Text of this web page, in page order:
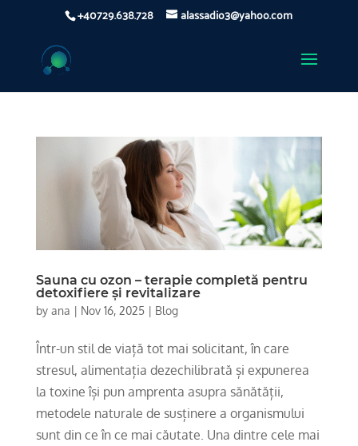
+40729.638.728 alassadio3@yahoo.com
Sauna cu ozon – terapie completă pentru
detoxifiere și revitalizare
by ana | Nov 16, 2025| Blog
Într-un stil de viață tot mai solicitant, în care
stresul, alimentația dezechilibrată și expunerea
la toxine își pun amprenta asupra sănătății,
metodele naturale de susținere a organismului
sunt din ce în ce mai căutate. Una dintre cele mai